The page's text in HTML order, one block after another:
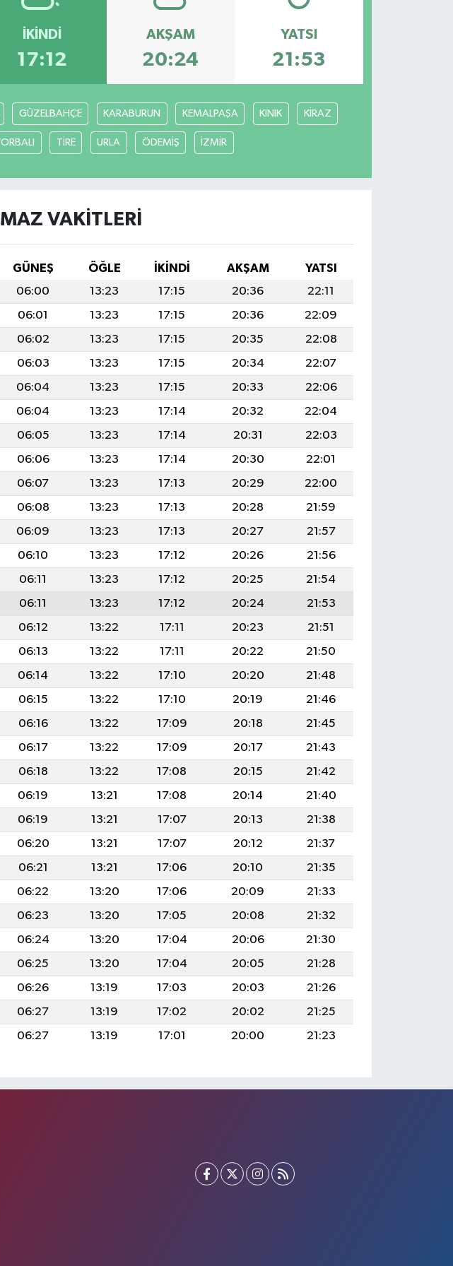
İKINDI
17:12
AKŞAM
20:24
YATSI
21:53
GÜZELBAHÇE KARABURUN KEMALPAŞA KINIK KİRAZ
TİRE URLA ÖDEMİŞ İZMİR
VAKITLERI
GÜNEŞ ÖĞLE İKINDI AKŞAM
YATSI
06:00 13:23 17:15 20:36
22:11
06:01 13:23 17:15 20:36
22:09
06:02 13:23 17:15 20:35
22:08
06:03 13:23 17:15 20:34
22:07
06:04 13:23 17:15 20:33
22:06
06:04 13:23 17:14 20:32
22:04
06:05 13:23 17:14 20:31
22:03
06:06 13:23 17:14 20:30
22:01
06:07 13:23 17:13 20:29
22:00
06:08 13:23 17:13 20:28
21:59
06:09 13:23 17:13 20:27
21:57
06:10 13:23 17:12 20:26
21:56
06:11 13:23 17:12 20:25
21:54
06:11 13:23 17:12 20:24
21:53
06:12 13:22 17:11 20:23
21:51
06:13 13:22 17:11 20:22
21:50
06:14 13:22 17:10 20:20
21:48
06:15 13:22 17:10 20:19
21:46
06:16 13:22 17:09 20:18
21:45
06:17 13:22 17:09 20:17
21:43
06:18 13:22 17:08 20:15
21:42
06:19 13:21 17:08 20:14
21:40
06:19 13:21 17:07 20:13
21:38
06:20 13:21 17:07 20:12
21:37
06:21 13:21 17:06 20:10
21:35
06:22 13:20 17:06 20:09
21:33
06:23 13:20 17:05 20:08
21:32
06:24 13:20 17:04 20:06
21:30
06:25 13:20 17:04 20:05
21:28
06:26 13:19 17:03 20:03
21:26
06:27 13:19 17:02 20:02
21:25
06:27 13:19 17:01 20:00 21:23